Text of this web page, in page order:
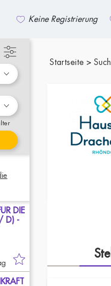
Keine Registrierung
DIE
D) -
Startseite